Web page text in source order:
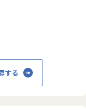
を起こすためのソ
を使命としてい
まで幅広いサービ
ドERPやローコ
化やDX推進、経
する